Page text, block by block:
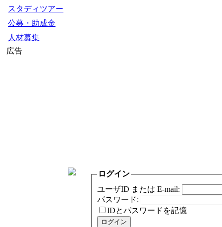
スタディツアー
公募・助成金
人材募集
広告
ログイン
ユーザID または E-mail:
パスワード:
IDとパスワードを記憶